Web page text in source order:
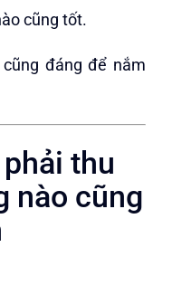
cũng tốt.
đáng để nắm
thu
nào cũng